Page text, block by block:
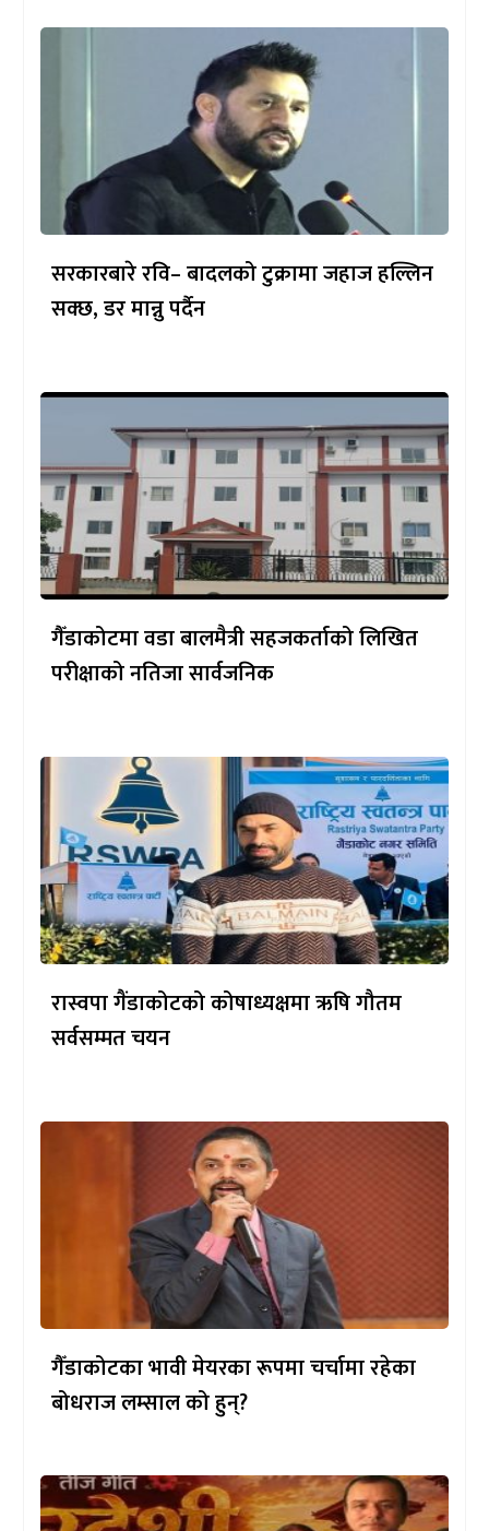
सरकारबारे रवि– बादलको टुक्रामा जहाज हल्लिन
सक्छ, डर मान्नु पर्दैन
गैँडाकोटमा वडा बालमैत्री सहजकर्ताको लिखित
परीक्षाको नतिजा सार्वजनिक
रास्वपा गैंडाकोटको कोषाध्यक्षमा ऋषि गौतम
सर्वसम्मत चयन
गैँडाकोटका भावी मेयरका रूपमा चर्चामा रहेका
बोधराज लम्साल को हुन्?